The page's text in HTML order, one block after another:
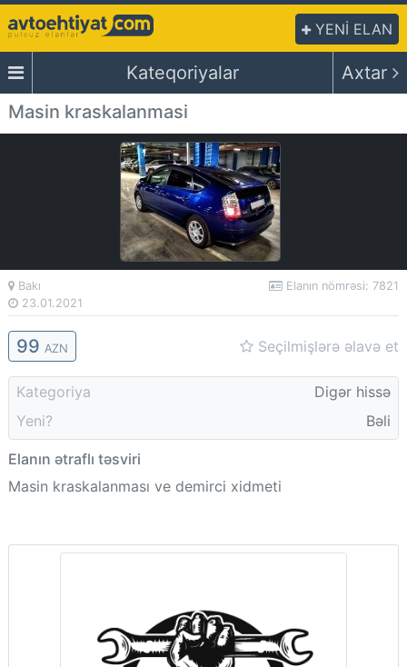
YENİ ELAN
Kateqoriyalar
Axtar
Masin kraskalanmasi
Bakı
23.01.2021
Elanın nömrəsi: 7821
99 AZN Seçilmişlərə əlavə et
Kategoriya
Digər hissə
Yeni?
Bəli
Elanın ətraflı təsviri
Masin kraskalanması ve demirci xidmeti